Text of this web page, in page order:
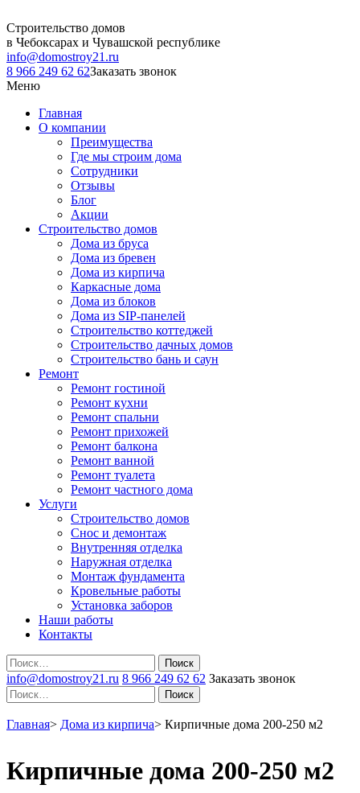
Строительство домов
в Чебоксарах и Чувашской республике
info@domostroy21.ru
8 966 249 62 62Заказать звонок
Меню
Главная
О компании
Преимущества
Где мы строим дома
Сотрудники
Отзывы
Блог
Акции
Строительство домов
Дома из бруса
Дома из бревен
Дома из кирпича
Каркасные дома
Дома из блоков
Дома из SIP-панелей
Строительство коттеджей
Строительство дачных домов
Строительство бань и саун
Ремонт
Ремонт гостиной
Ремонт кухни
Ремонт спальни
Ремонт прихожей
Ремонт балкона
Ремонт ванной
Ремонт туалета
Ремонт частного дома
Услуги
Строительство домов
Снос и демонтаж
Внутренняя отделка
Наружная отделка
Монтаж фундамента
Кровельные работы
Установка заборов
Наши работы
Контакты
Поиск
info@domostroy21.ru 8 966 249 62 62 Заказать звонок
Поиск
Главная> Дома из кирпича> Кирпичные дома 200-250 м2
Кирпичные дома 200-250 м2